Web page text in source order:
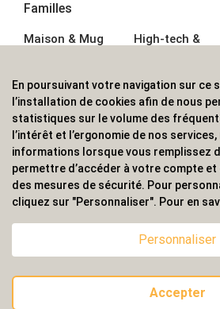
Familles
Maison & Mug
Écriture
Bagagerie sacs
High-tech &
Sport &
Outdoor
Enfant
ALVS, fournisseur d'objets
professionnels. Une implantation
couverture internationale.
© 2020 ALVS
En poursuivant votre navigation sur ce
l’installation de cookies afin de nous
statistiques sur le volume des
l’intérêt et l’ergonomie de nos
informations lorsque vous remplissez
permettre d’accéder à votre compte
des mesures de sécurité. Pour
cliquez sur "Personnaliser". Pour en
Personnaliser
Accepter